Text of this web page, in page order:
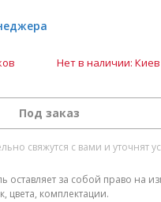
Нет в наличии: Киев
Под заказ
свяжутся с вами и уточнят
оставляет за собой право на
цвета, комплектации.